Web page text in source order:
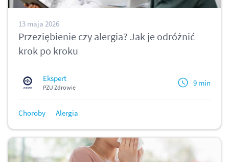
13 maja 2026
Przeziębienie czy alergia? Jak je odróżnić
krok po kroku
Ekspert
PZU Zdrowie 9 min
Choroby Alergia